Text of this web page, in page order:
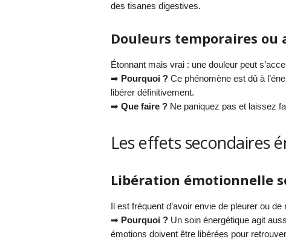
des tisanes digestives.
Douleurs temporaires ou
Étonnant mais vrai : une douleur peut
➡ Pourquoi ?Ce phénomène est dû à
libérer définitivement.
➡ Que faire ?Ne paniquez pas et laissez
Les effets secondaires
Libération émotionnelle
Il est fréquent d’avoir envie de pleurer ou
➡ Pourquoi ?Un soin énergétique agit
émotions doivent être libérées pour